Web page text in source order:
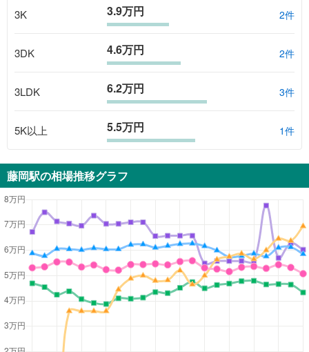
3K 3.9万円 2件
3DK 4.6万円 2件
3LDK 6.2万円 3件
5K以上 5.5万円 1件
藤岡駅の相場推移グラフ